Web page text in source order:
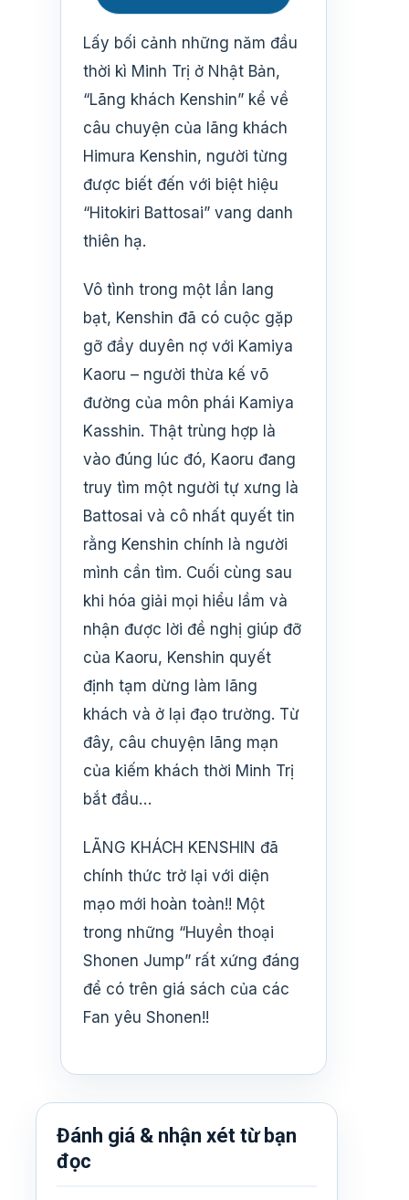
Lấy bối cảnh những năm đầu
thời kì Minh Trị ở Nhật Bản,
“Lãng khách Kenshin” kể về
câu chuyện của lãng khách
Himura Kenshin, người từng
được biết đến với biệt hiệu
“Hitokiri Battosai” vang danh
thiên hạ.
Vô tình trong một lần lang
bạt, Kenshin đã có cuộc gặp
gỡ đầy duyên nợ với Kamiya
Kaoru – người thừa kế võ
đường của môn phái Kamiya
Kasshin. Thật trùng hợp là
vào đúng lúc đó, Kaoru đang
truy tìm một người tự xưng là
Battosai và cô nhất quyết tin
rằng Kenshin chính là người
mình cần tìm. Cuối cùng sau
khi hóa giải mọi hiểu lầm và
nhận được lời đề nghị giúp đỡ
của Kaoru, Kenshin quyết
định tạm dừng làm lãng
khách và ở lại đạo trường. Từ
đây, câu chuyện lãng mạn
của kiếm khách thời Minh Trị
bắt đầu…
LÃNG KHÁCH KENSHIN đã
chính thức trở lại với diện
mạo mới hoàn toàn!! Một
trong những “Huyền thoại
Shonen Jump” rất xứng đáng
để có trên giá sách của các
Fan yêu Shonen!!
Đánh giá & nhận xét từ bạn
đọc